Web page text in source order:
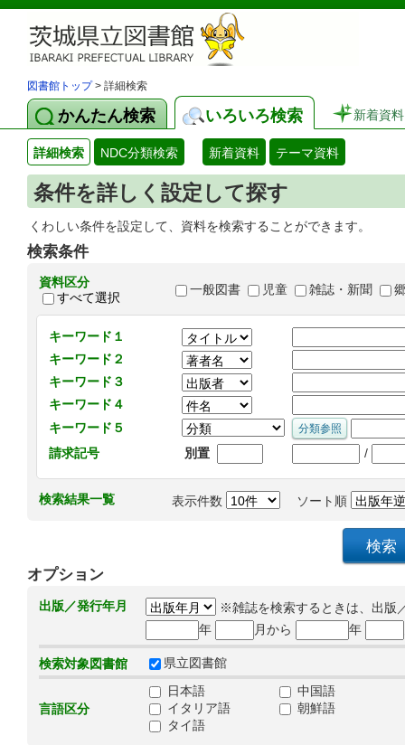
図書館トップ> 詳細検索
かんたん検索 いろいろ検索 新着資料
詳細検索 NDC分類検索 新着資料 テーマ資料
条件を詳しく設定して探す
くわしい条件を設定して、資料を検索することができます。
検索条件
資料区分
すべて選択
一般図書 児童 雑誌・新聞
キーワード１
キーワード２
キーワード３
キーワード４
キーワード５
請求記号
別置 /
検索結果一覧 表示件数 ソート順
オプション
出版／発行年月
※雑誌を検索するときは、出版
年
月から 年
検索対象図書館 県立図書館
言語区分
日本語
中国語
イタリア語
朝鮮語
タイ語